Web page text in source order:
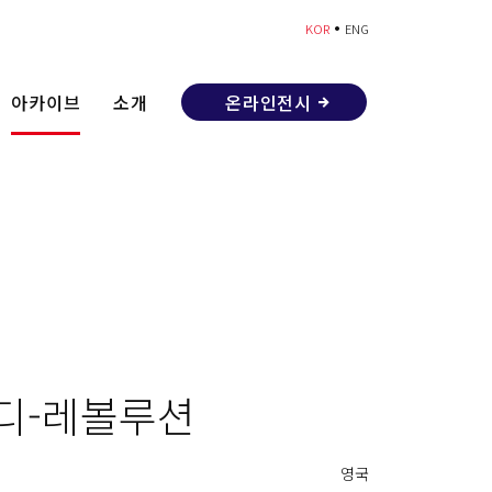
KOR • ENG
아카이브 소개 온라인전시
-레볼루션
영국